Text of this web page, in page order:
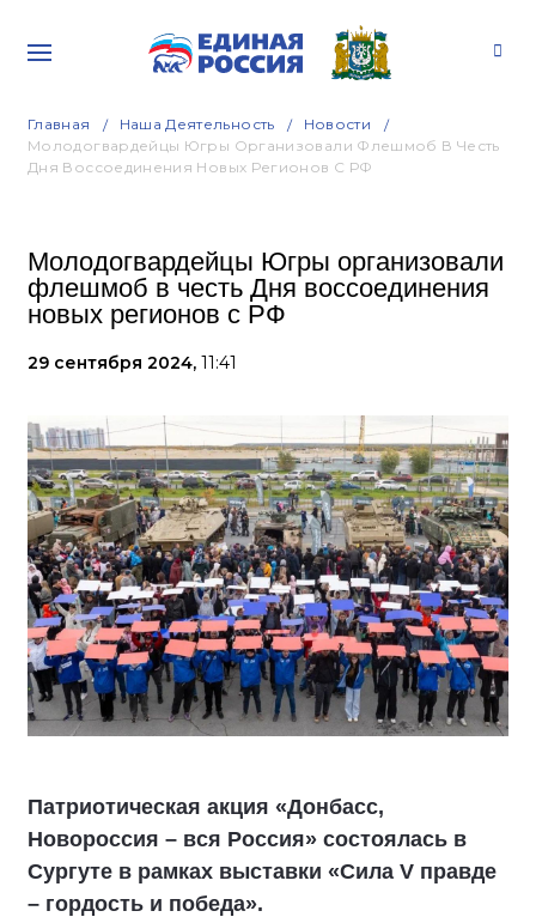
Главная Наша Деятельность
Новости
Молодогвардейцы Югры Организовали Флешмоб В Честь
Дня Воссоединения Новых Регионов С РФ
Молодогвардейцы Югры организовали
флешмоб в честь Дня воссоединения
новых регионов с РФ
29 сентября 2024, 11:41
Патриотическая акция «Донбасс,
Новороссия – вся Россия» состоялась в
Сургуте в рамках выставки «Сила V правде
– гордость и победа».